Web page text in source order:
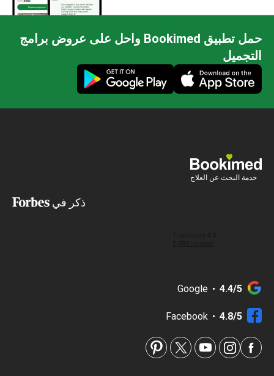
حمل تطبيق Bookimed واحل على عروض برامج
البحث عن العلاج
ذكر في
4.4/5
Google
4.8/5
Facebook